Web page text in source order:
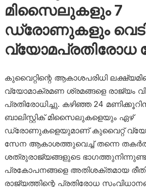
മിസൈലുകളും 7
ഡ്രോണുകളും
വ്യോമപ്രതിരോധ
കുവൈറ്റിന്റെ ആകാശപരിധി
വ്യോമാക്രമണ ശ്രമങ്ങളെ രാജ്യം
പ്രതിരോധിച്ചു. കഴിഞ്ഞ 24
ബാലിസ്റ്റിക് മിസൈലുകളെയും ഏഴ്
ഡ്രോണുകളെയുമാണ് കുവൈറ്റ്
സേന ആകാശത്തുവെച്ച് തന്നെ
ശത്രുരാജ്യങ്ങളുടെ
പ്രകോപനങ്ങളെ അതിശക്തമായ
രാജ്യത്തിന്റെ പ്രതിരോധ